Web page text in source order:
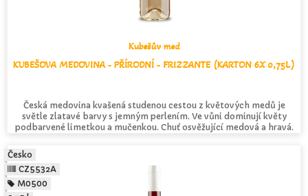
Kubešův med
KUBEŠOVA MEDOVINA - PŘÍRODNÍ - FRIZZANTE (KARTON 6X 0,75L)
Česká medovina kvašená studenou cestou z květových medů je
světle zlatavé barvy s jemným perlením. Ve vůni dominují květy
podbarvené limetkou a mučenkou. Chuť osvěžující medová a hravá.
Česko
CZ5532A
M0500